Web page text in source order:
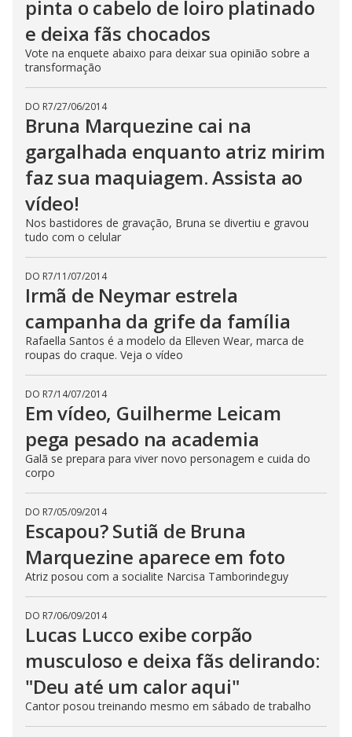
pinta o cabelo de loiro platinado
e deixa fãs chocados
Vote na enquete abaixo para deixar sua opinião sobre a
transformação
DO R7/27/06/2014
Bruna Marquezine cai na
gargalhada enquanto atriz mirim
faz sua maquiagem. Assista ao
vídeo!
Nos bastidores de gravação, Bruna se divertiu e gravou
tudo com o celular
DO R7/11/07/2014
Irmã de Neymar estrela
campanha da grife da família
Rafaella Santos é a modelo da Elleven Wear, marca de
roupas do craque. Veja o vídeo
DO R7/14/07/2014
Em vídeo, Guilherme Leicam
pega pesado na academia
Galã se prepara para viver novo personagem e cuida do
corpo
DO R7/05/09/2014
Escapou? Sutiã de Bruna
Marquezine aparece em foto
Atriz posou com a socialite Narcisa Tamborindeguy
DO R7/06/09/2014
Lucas Lucco exibe corpão
musculoso e deixa fãs delirando:
"Deu até um calor aqui"
Cantor posou treinando mesmo em sábado de trabalho